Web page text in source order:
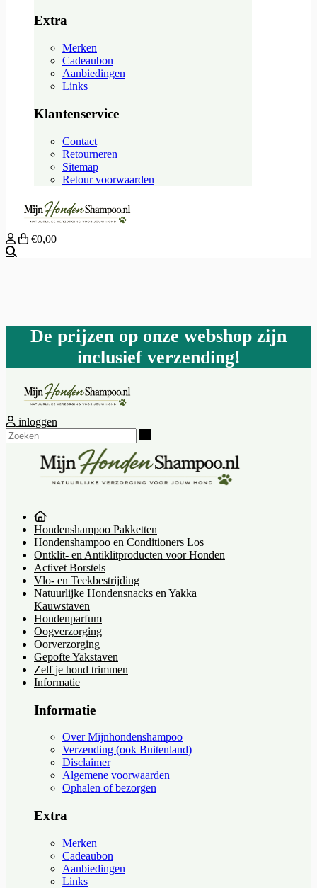
Extra
Merken
Cadeaubon
Aanbiedingen
Links
Klantenservice
Contact
Retourneren
Sitemap
Retour voorwaarden
€0,00
De prijzen op onze webshop zijn
inclusief verzending!
inloggen
Hondenshampoo Pakketten
Hondenshampoo en Conditioners Los
Ontklit- en Antiklitproducten voor Honden
Activet Borstels
Vlo- en Teekbestrijding
Natuurlijke Hondensnacks en Yakka
Kauwstaven
Hondenparfum
Oogverzorging
Oorverzorging
Gepofte Yakstaven
Zelf je hond trimmen
Informatie
Informatie
Over Mijnhondenshampoo
Verzending (ook Buitenland)
Disclaimer
Algemene voorwaarden
Ophalen of bezorgen
Extra
Merken
Cadeaubon
Aanbiedingen
Links